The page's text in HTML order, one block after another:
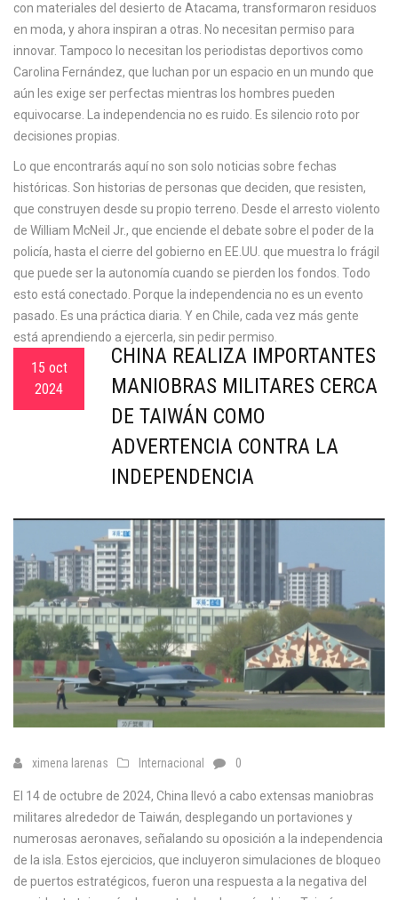
con materiales del desierto de Atacama, transformaron residuos
en moda, y ahora inspiran a otras. No necesitan permiso para
innovar. Tampoco lo necesitan los periodistas deportivos como
Carolina Fernández, que luchan por un espacio en un mundo que
aún les exige ser perfectas mientras los hombres pueden
equivocarse. La independencia no es ruido. Es silencio roto por
decisiones propias.
Lo que encontrarás aquí no son solo noticias sobre fechas
históricas. Son historias de personas que deciden, que resisten,
que construyen desde su propio terreno. Desde el arresto violento
de William McNeil Jr., que enciende el debate sobre el poder de la
policía, hasta el cierre del gobierno en EE.UU. que muestra lo frágil
que puede ser la autonomía cuando se pierden los fondos. Todo
esto está conectado. Porque la independencia no es un evento
pasado. Es una práctica diaria. Y en Chile, cada vez más gente
está aprendiendo a ejercerla, sin pedir permiso.
15 oct
2024
CHINA REALIZA IMPORTANTES
MANIOBRAS MILITARES CERCA
DE TAIWÁN COMO
ADVERTENCIA CONTRA LA
INDEPENDENCIA
ximena larenas Internacional 0
El 14 de octubre de 2024, China llevó a cabo extensas maniobras
militares alrededor de Taiwán, desplegando un portaviones y
numerosas aeronaves, señalando su oposición a la independencia
de la isla. Estos ejercicios, que incluyeron simulaciones de bloqueo
de puertos estratégicos, fueron una respuesta a la negativa del